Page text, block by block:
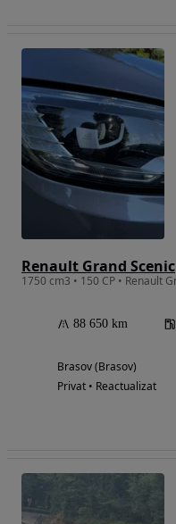
Renault Grand Scenic
88 650 km
Brasov (Brasov)
Privat • Reactualizat